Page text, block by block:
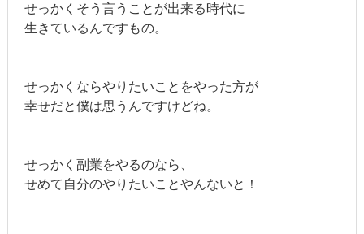
せっかくそう言うことが出来る時代に
生きているんですもの。
せっかくならやりたいことをやった方が
幸せだと僕は思うんですけどね。
せっかく副業をやるのなら、
せめて自分のやりたいことやんないと！